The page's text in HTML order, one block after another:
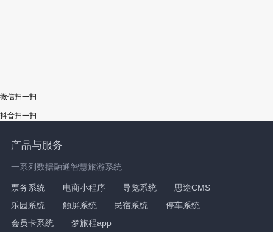
微信扫一扫
抖音扫一扫
产品与服务
一系列数据融通智慧旅游系统
票务系统 电商小程序 导览系统
思途CMS
乐园系统
触屏系统 民宿系统
停车系统
会员卡系统
梦旅程app